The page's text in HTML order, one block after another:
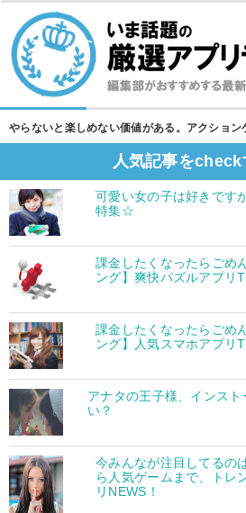
やらないと楽しめない価値がある。アクション
人気記事をcheck
可愛い女の子は好きです
特集☆
課金したくなったらごめ
ング】爽快パズルアプリ
課金したくなったらごめ
ング】人気スマホアプリ
アナタの王子様、インスト
い？
今みんなが注目してるの
ら人気ゲームまで、トレ
リNEWS！